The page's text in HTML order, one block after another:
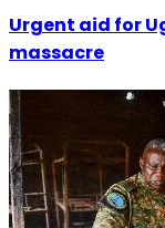
Urgent aid for
massacre